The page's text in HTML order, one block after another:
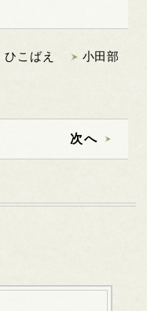
ひこばえ
小田部
次へ